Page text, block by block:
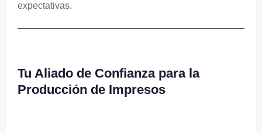
expectativas.
Tu Aliado de Confianza para la
Producción de Impresos